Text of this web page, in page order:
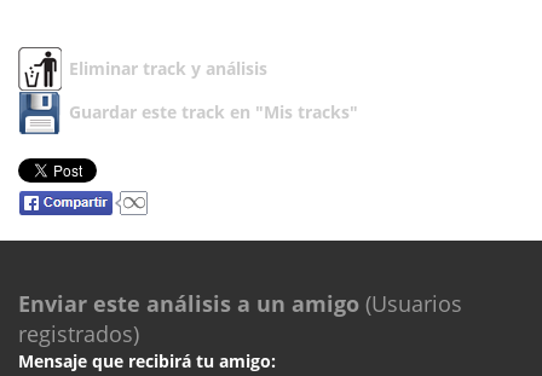
Eliminar track y análisis
Guardar este track en "Mis tracks"
Enviar este análisis a un amigo (Usuarios
registrados)
Mensaje que recibirá tu amigo: